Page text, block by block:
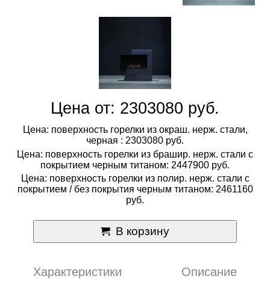
Цена от: 2303080 руб.
Цена: поверхность горелки из окраш. нерж. стали,
черная : 2303080 руб.
Цена: поверхность горелки из брашир. нерж. стали с
покрытием черным титаном: 2447900 руб.
Цена: поверхность горелки из полир. нерж. стали с
покрытием / без покрытия черным титаном: 2461160
руб.
В корзину
Характеристики Описание